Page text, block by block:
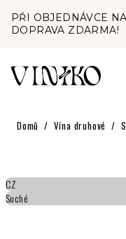
obsah
PŘI OBJEDNÁVCE
DOPRAVA ZDARMA!
Domů / Vína druhové /
CZ
Suché